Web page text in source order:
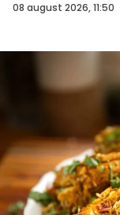
08 august 2026, 11:50